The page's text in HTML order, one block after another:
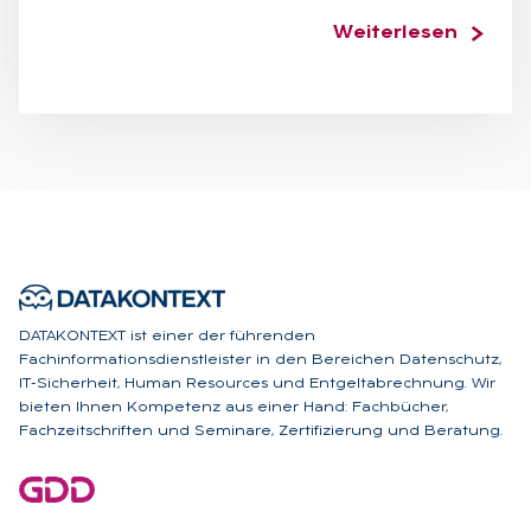
Weiterlesen
DATAKONTEXT ist einer der führenden
Fachinformationsdienstleister in den Bereichen Datenschutz,
IT-Sicherheit, Human Resources und Entgeltabrechnung. Wir
bieten Ihnen Kompetenz aus einer Hand: Fachbücher,
Fachzeitschriften und Seminare, Zertifizierung und Beratung.